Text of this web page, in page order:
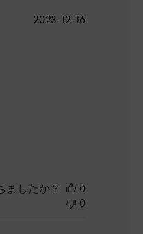
公
2023-12-16
ましたか？
0
0